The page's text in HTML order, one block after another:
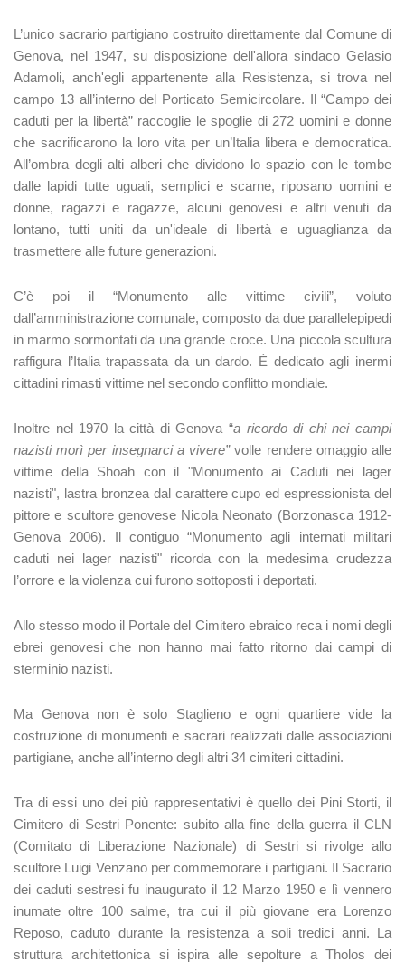
L’unico sacrario partigiano costruito direttamente dal Comune di
Genova, nel 1947, su disposizione dell'allora sindaco Gelasio
Adamoli, anch'egli appartenente alla Resistenza, si trova nel
campo 13 all’interno del Porticato Semicircolare. Il “Campo dei
caduti per la libertà” raccoglie le spoglie di 272 uomini e donne
che sacrificarono la loro vita per un’Italia libera e democratica.
All’ombra degli alti alberi che dividono lo spazio con le tombe
dalle lapidi tutte uguali, semplici e scarne, riposano uomini e
donne, ragazzi e ragazze, alcuni genovesi e altri venuti da
lontano, tutti uniti da un'ideale di libertà e uguaglianza da
trasmettere alle future generazioni.
C’è poi il “Monumento alle vittime civili”, voluto
dall’amministrazione comunale, composto da due parallelepipedi
in marmo sormontati da una grande croce. Una piccola scultura
raffigura l’Italia trapassata da un dardo. È dedicato agli inermi
cittadini rimasti vittime nel secondo conflitto mondiale.
Inoltre nel 1970 la città di Genova “a ricordo di chi nei campi
nazisti morì per insegnarci a vivere”volle rendere omaggio alle
vittime della Shoah con il "Monumento ai Caduti nei lager
nazisti", lastra bronzea dal carattere cupo ed espressionista del
pittore e scultore genovese Nicola Neonato (Borzonasca 1912-
Genova 2006). Il contiguo “Monumento agli internati militari
caduti nei lager nazisti" ricorda con la medesima crudezza
l’orrore e la violenza cui furono sottoposti i deportati.
Allo stesso modo il Portale del Cimitero ebraico reca i nomi degli
ebrei genovesi che non hanno mai fatto ritorno dai campi di
sterminio nazisti.
Ma Genova non è solo Staglieno e ogni quartiere vide la
costruzione di monumenti e sacrari realizzati dalle associazioni
partigiane, anche all’interno degli altri 34 cimiteri cittadini.
Tra di essi uno dei più rappresentativi è quello dei Pini Storti, il
Cimitero di Sestri Ponente: subito alla fine della guerra il CLN
(Comitato di Liberazione Nazionale) di Sestri si rivolge allo
scultore Luigi Venzano per commemorare i partigiani. Il Sacrario
dei caduti sestresi fu inaugurato il 12 Marzo 1950 e lì vennero
inumate oltre 100 salme, tra cui il più giovane era Lorenzo
Reposo, caduto durante la resistenza a soli tredici anni. La
struttura architettonica si ispira alle sepolture a Tholos dei